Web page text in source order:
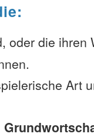
oder die ihren
Art